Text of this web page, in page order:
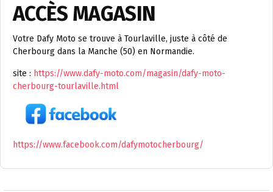
ACCÈS MAGASIN
Votre Dafy Moto se trouve à Tourlaville, juste à côté de
Cherbourg dans la Manche (50) en Normandie.
site : https://www.dafy-moto.com/magasin/dafy-moto-
cherbourg-tourlaville.html
https://www.facebook.com/dafymotocherbourg/